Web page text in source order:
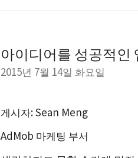
아이디어를 성공적인
2015년 7월 14일 화요일
게시자: Sean Meng
AdMob 마케팅 부서